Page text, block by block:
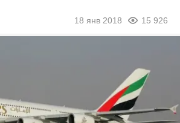
18 янв 2018 15 926